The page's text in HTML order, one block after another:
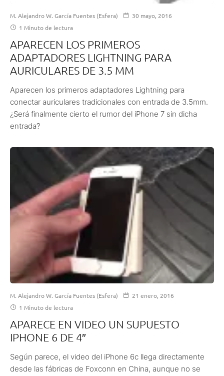
M. Alejandro W. García Fuentes (Esfera)
30 mayo, 2016
1 Minuto de lectura
APARECEN LOS PRIMEROS
ADAPTADORES LIGHTNING PARA
AURICULARES DE 3.5 MM
Aparecen los primeros adaptadores Lightning para
conectar auriculares tradicionales con entrada de 3.5mm.
¿Será finalmente cierto el rumor del iPhone 7 sin dicha
entrada?
M. Alejandro W. García Fuentes (Esfera)
21 enero, 2016
1 Minuto de lectura
APARECE EN VIDEO UN SUPUESTO
IPHONE 6 DE 4″
Según parece, el video del iPhone 6c llega directamente
desde las fábricas de Foxconn en China, aunque no se